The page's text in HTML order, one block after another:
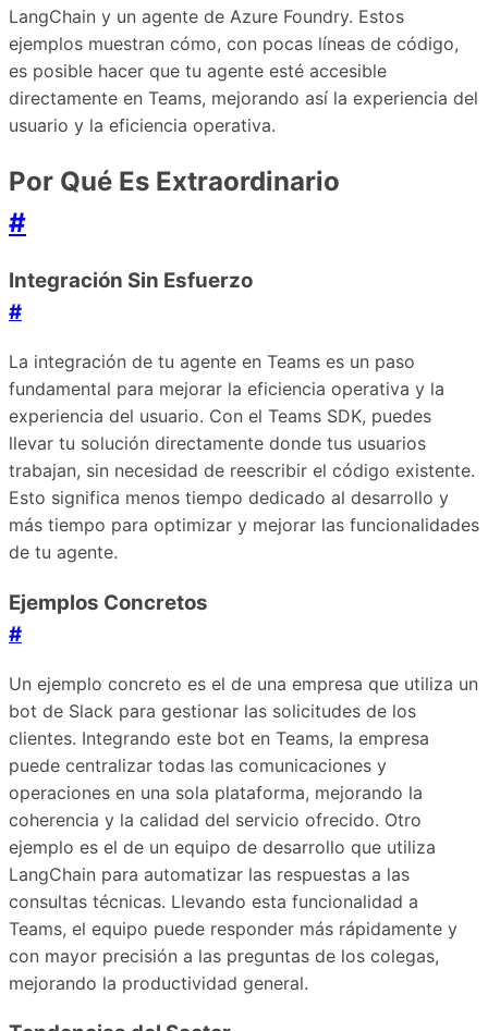
LangChain y un agente de Azure Foundry. Estos
ejemplos muestran cómo, con pocas líneas de código,
es posible hacer que tu agente esté accesible
directamente en Teams, mejorando así la experiencia del
usuario y la eficiencia operativa.
Por Qué Es Extraordinario
#
Integración Sin Esfuerzo
#
La integración de tu agente en Teams es un paso
fundamental para mejorar la eficiencia operativa y la
experiencia del usuario. Con el Teams SDK, puedes
llevar tu solución directamente donde tus usuarios
trabajan, sin necesidad de reescribir el código existente.
Esto significa menos tiempo dedicado al desarrollo y
más tiempo para optimizar y mejorar las funcionalidades
de tu agente.
Ejemplos Concretos
#
Un ejemplo concreto es el de una empresa que utiliza un
bot de Slack para gestionar las solicitudes de los
clientes. Integrando este bot en Teams, la empresa
puede centralizar todas las comunicaciones y
operaciones en una sola plataforma, mejorando la
coherencia y la calidad del servicio ofrecido. Otro
ejemplo es el de un equipo de desarrollo que utiliza
LangChain para automatizar las respuestas a las
consultas técnicas. Llevando esta funcionalidad a
Teams, el equipo puede responder más rápidamente y
con mayor precisión a las preguntas de los colegas,
mejorando la productividad general.